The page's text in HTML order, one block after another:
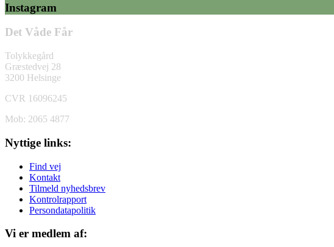
Instagram
Det Våde Får
Tolykkegård
Græstedvej 28
3200 Helsinge
CVR 16096245
Mob: 2065 4877
Nyttige links:
Find vej
Kontakt
Tilmeld nyhedsbrev
Kontrolrapport
Persondatapolitik
Vi er medlem af: